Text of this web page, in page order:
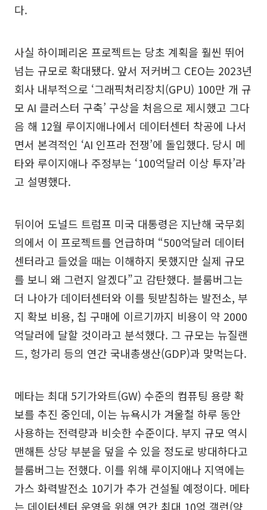
다.
사실 하이페리온 프로젝트는 당초 계획을 훨씬 뛰어
넘는 규모로 확대됐다. 앞서 저커버그 CEO는 2023년
회사 내부적으로 ‘그래픽처리장치(GPU) 100만 개 규
모 AI 클러스터 구축’ 구상을 처음으로 제시했고 그다
음 해 12월 루이지애나에서 데이터센터 착공에 나서
면서 본격적인 ‘AI 인프라 전쟁’에 돌입했다. 당시 메
타와 루이지애나 주정부는 ‘100억달러 이상 투자’라
고 설명했다.
뒤이어 도널드 트럼프 미국 대통령은 지난해 국무회
의에서 이 프로젝트를 언급하며 “500억달러 데이터
센터라고 들었을 때는 이해하지 못했지만 실제 규모
를 보니 왜 그런지 알겠다”고 감탄했다. 블룸버그는
더 나아가 데이터센터와 이를 뒷받침하는 발전소, 부
지 확보 비용, 칩 구매에 이르기까지 비용이 약 2000
억달러에 달할 것이라고 분석했다. 그 규모는 뉴질랜
드, 헝가리 등의 연간 국내총생산(GDP)과 맞먹는다.
메타는 최대 5기가와트(GW) 수준의 컴퓨팅 용량 확
보를 추진 중인데, 이는 뉴욕시가 겨울철 하루 동안
사용하는 전력량과 비슷한 수준이다. 부지 규모 역시
맨해튼 상당 부분을 덮을 수 있을 정도로 방대하다고
블룸버그는 전했다. 이를 위해 루이지애나 지역에는
가스 화력발전소 10기가 추가 건설될 예정이다. 메타
는 데이터센터 운영을 위해 연간 최대 10억 갤런(약